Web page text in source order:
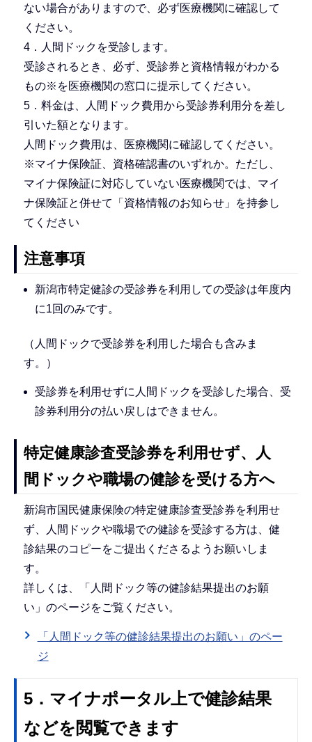
ない場合がありますので、必ず医療機関に確認して
ください。
4．人間ドックを受診します。
受診されるとき、必ず、受診券と資格情報がわかる
もの※を医療機関の窓口に提示してください。
5．料金は、人間ドック費用から受診券利用分を差し
引いた額となります。
人間ドック費用は、医療機関に確認してください。
※マイナ保険証、資格確認書のいずれか。ただし、
マイナ保険証に対応していない医療機関では、マイ
ナ保険証と併せて「資格情報のお知らせ」を持参し
てください
注意事項
新潟市特定健診の受診券を利用しての受診は年度内
に1回のみです。
（人間ドックで受診券を利用した場合も含みま
す。）
受診券を利用せずに人間ドックを受診した場合、受
診券利用分の払い戻しはできません。
特定健康診査受診券を利用せず、人
間ドックや職場の健診を受ける方へ
新潟市国民健康保険の特定健康診査受診券を利用せ
ず、人間ドックや職場での健診を受診する方は、健
診結果のコピーをご提出くださるようお願いしま
す。
詳しくは、「人間ドック等の健診結果提出のお願
い」のページをご覧ください。
「人間ドック等の健診結果提出のお願い」のペー
ジ
5．マイナポータル上で健診結果
などを閲覧できます